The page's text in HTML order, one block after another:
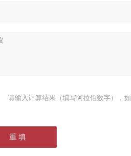
请输入计算结果（填写阿拉伯数字），